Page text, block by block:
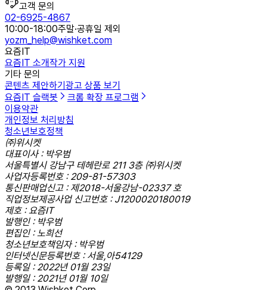
고객 문의
02-6925-4867
10:00-18:00주말·공휴일 제외
yozm_help@wishket.com
요즘IT
요즘IT 소개작가 지원
기타 문의
콘텐츠 제안하기 광고 상품 보기
요즘IT 슬랙봇
크롬 확장 프로그램
이용약관
개인정보 처리방침
청소년보호정책
㈜위시켓
대표이사 : 박우범
서울특별시 강남구 테헤란로 211 3층 ㈜위시켓
사업자등록번호 : 209-81-57303
통신판매업신고 : 제2018-서울강남-02337 호
직업정보제공사업 신고번호 : J1200020180019
제호 : 요즘IT
발행인 : 박우범
편집인 : 노희선
청소년보호책임자 : 박우범
인터넷신문등록번호 : 서울,아54129
등록일 : 2022년 01월 23일
발행일 : 2021년 01월 10일